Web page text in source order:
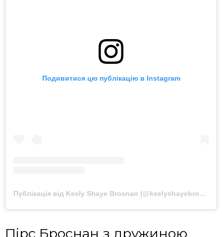
Подивитися цю публікацію в Instagram
Публікація від Keely Shaye Brosnan (@keelyshayebrosnan)
Пірс Броснан з дружиною